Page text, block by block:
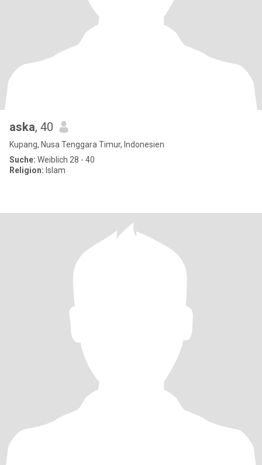
aska, 40
Kupang, Nusa Tenggara Timur, Indonesien
Suche: Weiblich 28 - 40
Religion: Islam